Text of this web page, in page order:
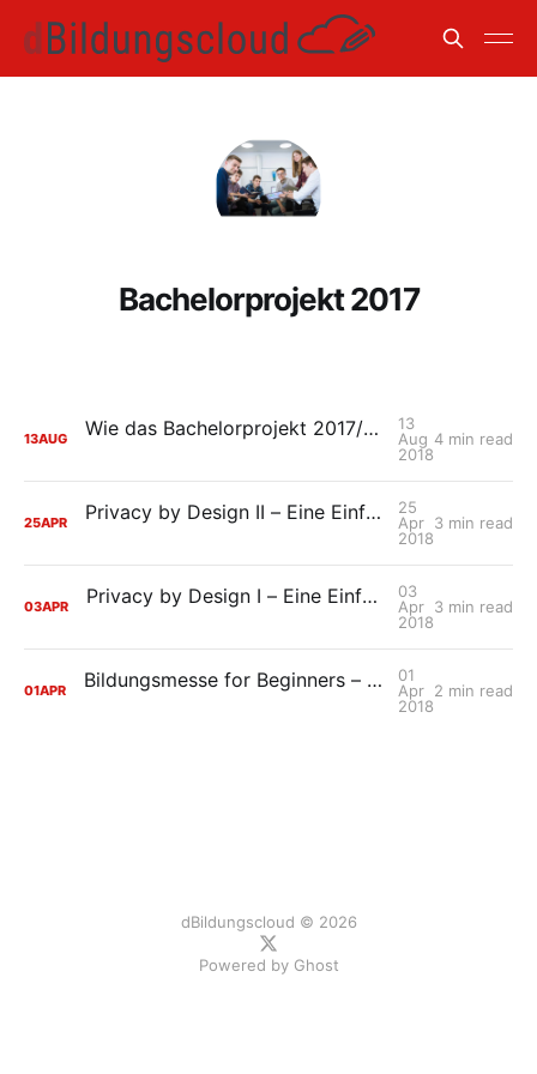
Bachelorprojekt 2017
13AUG Wie das Bachelorprojekt 2017/18 zur HPI Schul-Cloud beigetragen hat
13
Aug
2018
4 min read
25APR Privacy by Design II – Eine Einführung in die Umsetzung des Datenschutzes in der HPI Schul-Cloud
25
Apr
2018
3 min read
03APR Privacy by Design I – Eine Einführung in den Datenschutz der HPI Schul-Cloud
03
Apr
2018
3 min read
01APR Bildungsmesse for Beginners – Ein Rückblick des Bachelor-Teams auf die Didacta 2018
01
Apr
2018
2 min read
dBildungscloud © 2026
Powered by Ghost